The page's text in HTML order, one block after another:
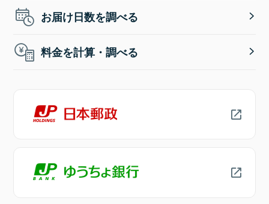
お届け日数を調べる
料金を計算・調べる